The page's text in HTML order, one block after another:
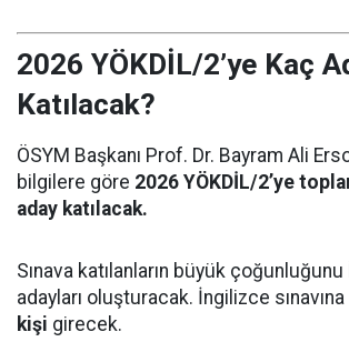
2026 YÖKDİL/2’ye Kaç
Katılacak?
ÖSYM Başkanı Prof. Dr. Bayram Ali
bilgilere göre 2026 YÖKDİL/2’ye
aday katılacak.
Sınava katılanların büyük
adayları oluşturacak. İngilizce sınavına
kişi girecek.